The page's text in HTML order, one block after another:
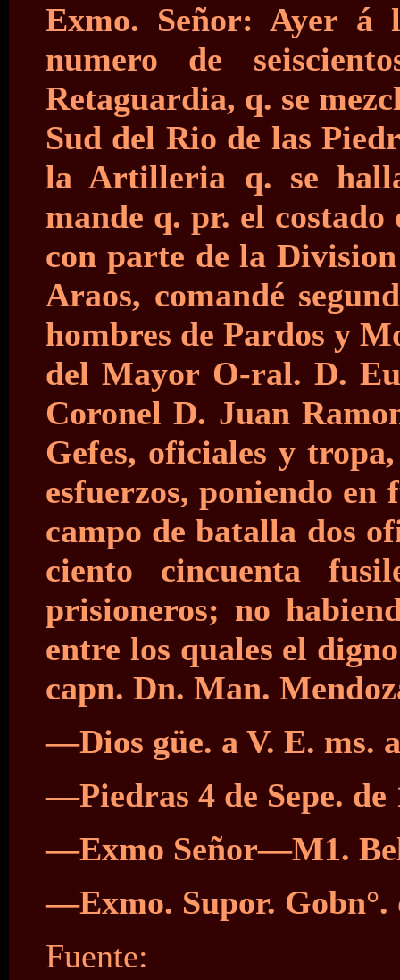
Exmo. Señor: Ayer á
numero de
Retaguardia, q. se
Sud del Rio de las
la Artilleria q. se
mande q. pr. el costado
con parte de la
Araos, comandé
hombres de Pardos y
del Mayor O-ral. D.
Coronel D. Juan
Gefes, oficiales y
esfuerzos, poniendo en
campo de batalla dos
ciento cincuenta
prisioneros; no
entre los quales el
capn. Dn. Man.
—Dios güe. a V. E. ms.
—Piedras 4 de Sepe. de
—Exmo Señor—M1.
—Exmo. Supor. Gobn°.
Fuente: